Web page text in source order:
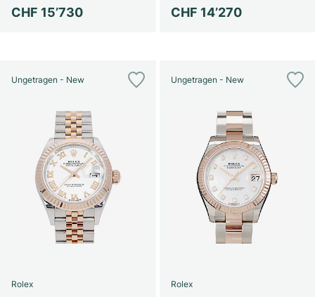
CHF 15’730 CHF 14’270
Ungetragen - New
Rolex
Ungetragen - New
Rolex